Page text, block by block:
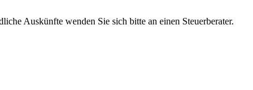
Auskünfte wenden Sie sich bitte an einen Steuerberater.